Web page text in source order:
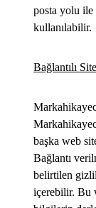
posta yolu ile
kullanılabilir.
Bağlantılı
başka web
Bağlantı
belirtilen
içerebilir. Bu